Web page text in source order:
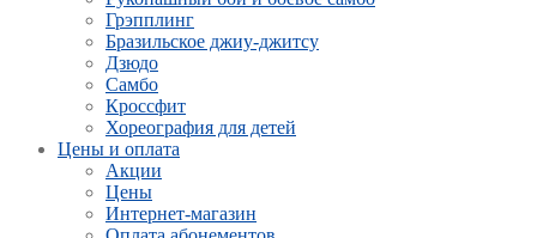
Грэпплинг
Бразильское джиу-джитсу
Дзюдо
Самбо
Кроссфит
Хореография для детей
Цены и оплата
Акции
Цены
Интернет-магазин